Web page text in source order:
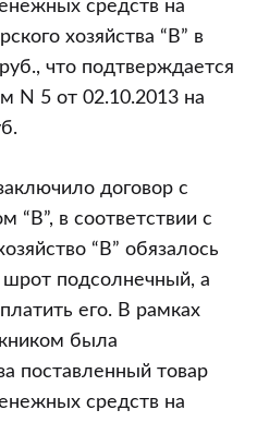
средств на
хозяйства “В” в
что подтверждается
N 5 от 02.10.2013 на
договор с
“В”, в соответствии с
“В” обязалось
шрот подсолнечный, а
его. В рамках
была
поставленный товар
средств на